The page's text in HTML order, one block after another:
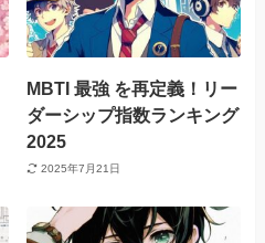
MBTI 最強 を再定義！リー
ダーシップ指数ランキング
2025
2025年7月21日